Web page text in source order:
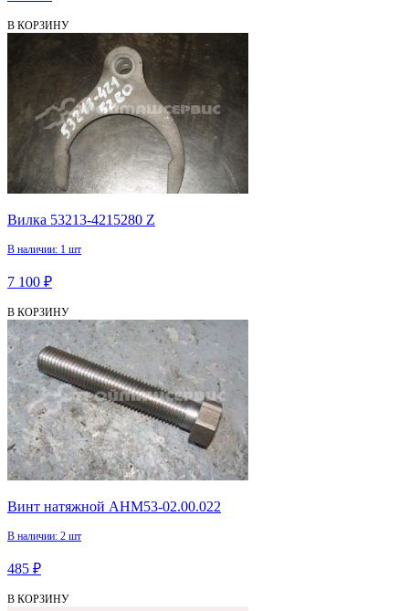
В КОРЗИНУ
Вилка 53213-4215280 Z
В наличии: 1 шт
7 100 ₽
В КОРЗИНУ
Винт натяжной АНМ53-02.00.022
В наличии: 2 шт
485 ₽
В КОРЗИНУ